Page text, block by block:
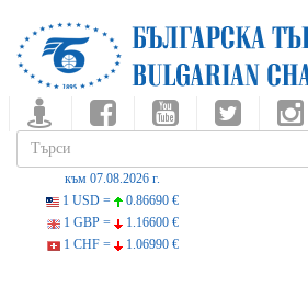
към 07.08.2026 г.
1 USD =
0.86690 €
1 GBP =
1.16600 €
1 CHF =
1.06990 €